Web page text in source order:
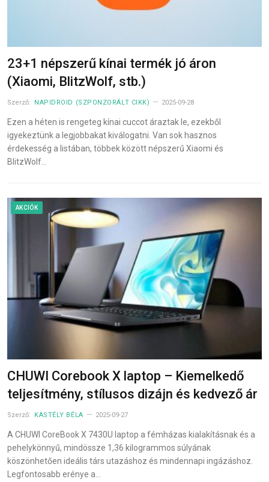
23+1 népszerű kínai termék jó áron
(Xiaomi, BlitzWolf, stb.)
Szerző: NAPIDROID (SZPONZORÁLT CIKK) 2025-09-28
Ezen a héten is rengeteg kínai cuccot áraztak le, ezekből
igyekeztünk a legjobbakat kiválogatni. Van sok hasznos
érdekesség a listában, többek között népszerű Xiaomi és
BlitzWolf…
AKCIÓK
CHUWI Corebook X laptop – Kiemelkedő
teljesítmény, stílusos dizájn és kedvező ár
Szerző: KASTÉLY BÉLA 2025-09-27
A CHUWI CoreBook X 7430U laptop a fémházas kialakításnak és a
pehelykönnyű, mindössze 1,36 kilogrammos súlyának
köszönhetően ideális társ utazáshoz és mindennapi ingázáshoz.
Legfontosabb erénye a…